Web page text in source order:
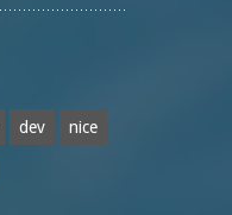
dev nice